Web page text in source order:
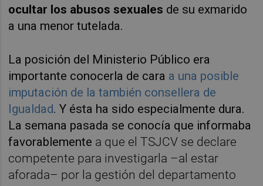
ocultar los abusos sexuales de su exmarido
a una menor tutelada.
La posición del Ministerio Público era
importante conocerla de cara a una posible
imputación de la también consellera de
Igualdad. Y ésta ha sido especialmente dura.
La semana pasada se conocía que informaba
favorablemente a que el TSJCV se declare
competente para investigarla –al estar
aforada– por la gestión del departamento